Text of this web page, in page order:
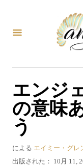
エンジ
の意味
う
による 著
者
エイミー・グレ
投
出版された： 10月 11,